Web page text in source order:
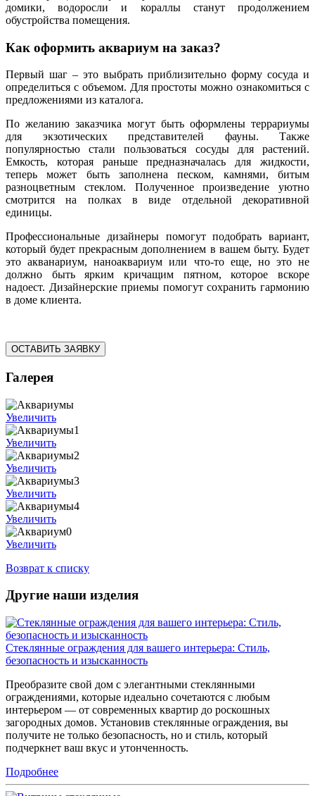
домики, водоросли и кораллы станут продолжением
обустройства помещения.
Как оформить аквариум на заказ?
Первый шаг – это выбрать приблизительно форму сосуда и
определиться с объемом. Для простоты можно ознакомиться с
предложениями из каталога.
По желанию заказчика могут быть оформлены террариумы
для экзотических представителей фауны. Также
популярностью стали пользоваться сосуды для растений.
Емкость, которая раньше предназначалась для жидкости,
теперь может быть заполнена песком, камнями, битым
разноцветным стеклом. Полученное произведение уютно
смотрится на полках в виде отдельной декоративной
единицы.
Профессиональные дизайнеры помогут подобрать вариант,
который будет прекрасным дополнением в вашем быту. Будет
это акванариум, наноаквариум или что-то еще, но это не
должно быть ярким кричащим пятном, которое вскоре
надоест. Дизайнерские приемы помогут сохранить гармонию
в доме клиента.
ОСТАВИТЬ ЗАЯВКУ
Галерея
Увеличить
Увеличить
Увеличить
Увеличить
Увеличить
Увеличить
Возврат к списку
Другие наши изделия
Стеклянные ограждения для вашего интерьера: Стиль,
безопасность и изысканность
Преобразите свой дом с элегантными стеклянными
ограждениями, которые идеально сочетаются с любым
интерьером — от современных квартир до роскошных
загородных домов. Установив стеклянные ограждения, вы
получите не только безопасность, но и стиль, который
подчеркнет ваш вкус и утонченность.
Подробнее